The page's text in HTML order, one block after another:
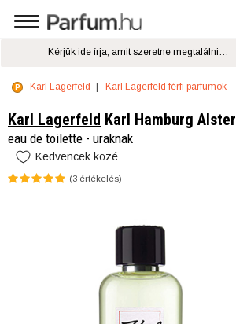
Karl Lagerfeld Karl Lagerfeld férfi parfümök
Karl Lagerfeld Karl Hamburg Alster
eau de toilette - uraknak
Kedvencek közé
(3 értékelés)